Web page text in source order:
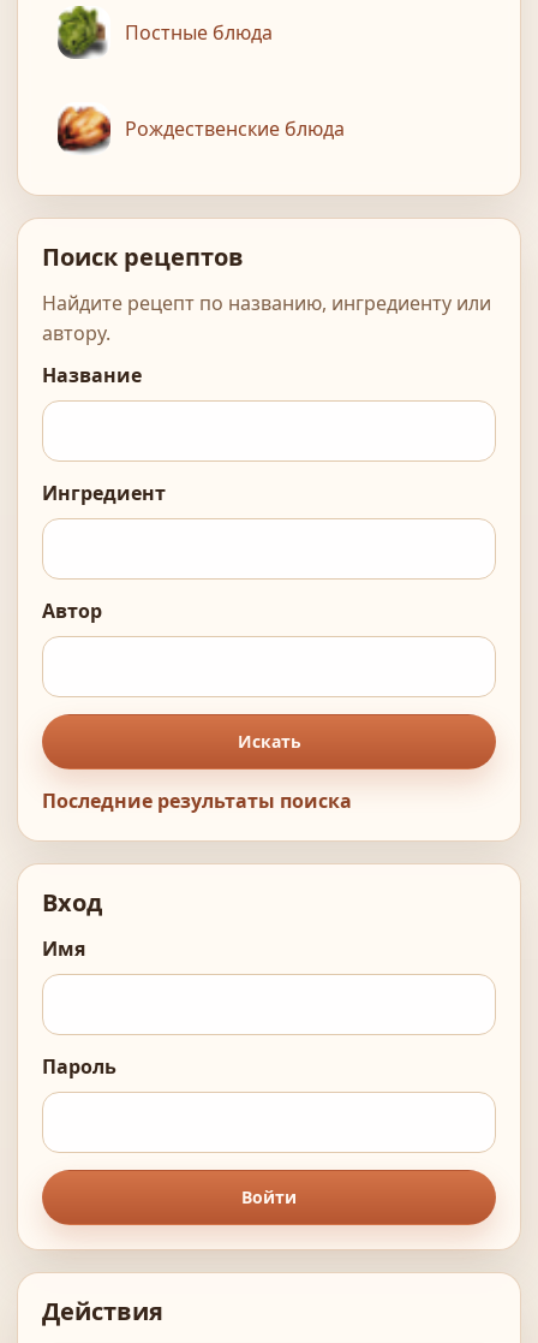
Постные блюда
Рождественские блюда
Поиск рецептов
Найдите рецепт по названию, ингредиенту или
автору.
Название
Ингредиент
Автор
Искать
Последние результаты поиска
Вход
Имя
Пароль
Войти
Действия